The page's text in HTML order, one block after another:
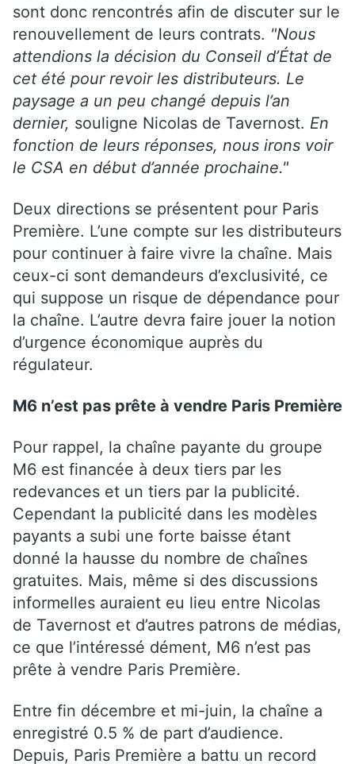
sont donc rencontrés afin de discuter sur le
renouvellement de leurs contrats. "Nous
attendions la décision du Conseil d’État de
cet été pour revoir les distributeurs. Le
paysage a un peu changé depuis l’an
dernier, souligne Nicolas de Tavernost. En
fonction de leurs réponses, nous irons voir
le CSA en début d’année prochaine."
Deux directions se présentent pour Paris
Première. L’une compte sur les distributeurs
pour continuer à faire vivre la chaîne. Mais
ceux-ci sont demandeurs d’exclusivité, ce
qui suppose un risque de dépendance pour
la chaîne. L’autre devra faire jouer la notion
d’urgence économique auprès du
régulateur.
M6 n’est pas prête à vendre Paris Première
Pour rappel, la chaîne payante du groupe
M6 est financée à deux tiers par les
redevances et un tiers par la publicité.
Cependant la publicité dans les modèles
payants a subi une forte baisse étant
donné la hausse du nombre de chaînes
gratuites. Mais, même si des discussions
informelles auraient eu lieu entre Nicolas
de Tavernost et d’autres patrons de médias,
ce que l’intéressé dément, M6 n’est pas
prête à vendre Paris Première.
Entre fin décembre et mi-juin, la chaîne a
enregistré 0.5 % de part d’audience.
Depuis, Paris Première a battu un record